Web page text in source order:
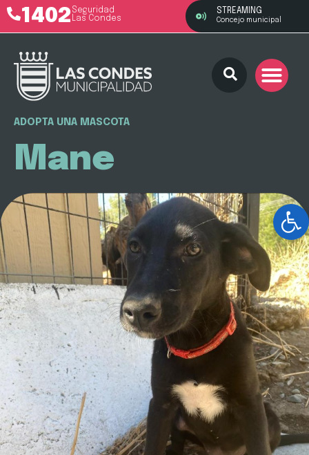
1402 Seguridad
Las Condes
STREAMING
Concejo municipal
ADOPTA UNA MASCOTA
Mane